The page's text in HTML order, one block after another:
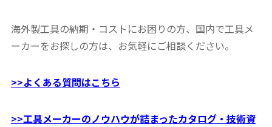
海外製工具の納期・コストにお困りの方、国内で工具メ
ーカーをお探しの方は、お気軽にご相談ください。
>>よくある質問はこちら
>>工具メーカーのノウハウが詰まったカタログ・技術資